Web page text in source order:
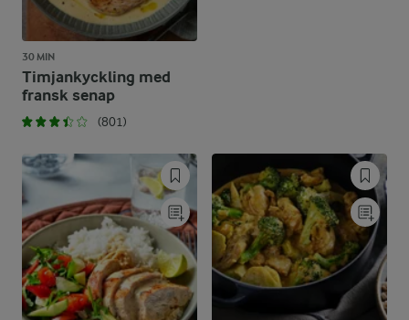
30 MIN
Timjankyckling med
fransk senap
(801)